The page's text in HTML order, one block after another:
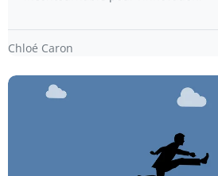
Chloé Caron